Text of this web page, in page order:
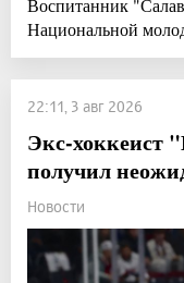
Воспитанник
Национальной
22:11, 3 авг 2026
Экс-хоккеист
получил
Новости